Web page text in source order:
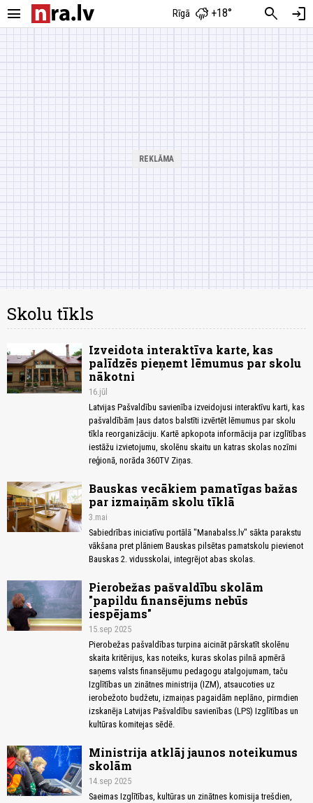
menu Rīgā +18° search login
Skolu tīkls
Izveidota interaktīva karte, kas
palīdzēs pieņemt lēmumus par skolu
nākotni
16.jūl
Latvijas Pašvaldību savienība izveidojusi interaktīvu karti, kas
pašvaldībām ļaus datos balstīti izvērtēt lēmumus par skolu
tīkla reorganizāciju. Kartē apkopota informācija par izglītības
iestāžu izvietojumu, skolēnu skaitu un katras skolas nozīmi
reģionā, norāda 360TV Ziņas.
Bauskas vecākiem pamatīgas bažas
par izmaiņām skolu tīklā
3.mai
Sabiedrības iniciatīvu portālā "Manabalss.lv" sākta parakstu
vākšana pret plāniem Bauskas pilsētas pamatskolu pievienot
Bauskas 2. vidusskolai, integrējot abas skolas.
Pierobežas pašvaldību skolām
"papildu finansējums nebūs
iespējams"
15.sep 2025
Pierobežas pašvaldības turpina aicināt pārskatīt skolēnu
skaita kritērijus, kas noteiks, kuras skolas pilnā apmērā
saņems valsts finansējumu pedagogu atalgojumam, taču
Izglītības un zinātnes ministrija (IZM), atsaucoties uz
ierobežoto budžetu, izmaiņas pagaidām neplāno, pirmdien
izskanēja Latvijas Pašvaldību savienības (LPS) Izglītības un
kultūras komitejas sēdē.
Ministrija atklāj jaunos noteikumus
skolām
14.sep 2025
Saeimas Izglītības, kultūras un zinātnes komisija trešdien,